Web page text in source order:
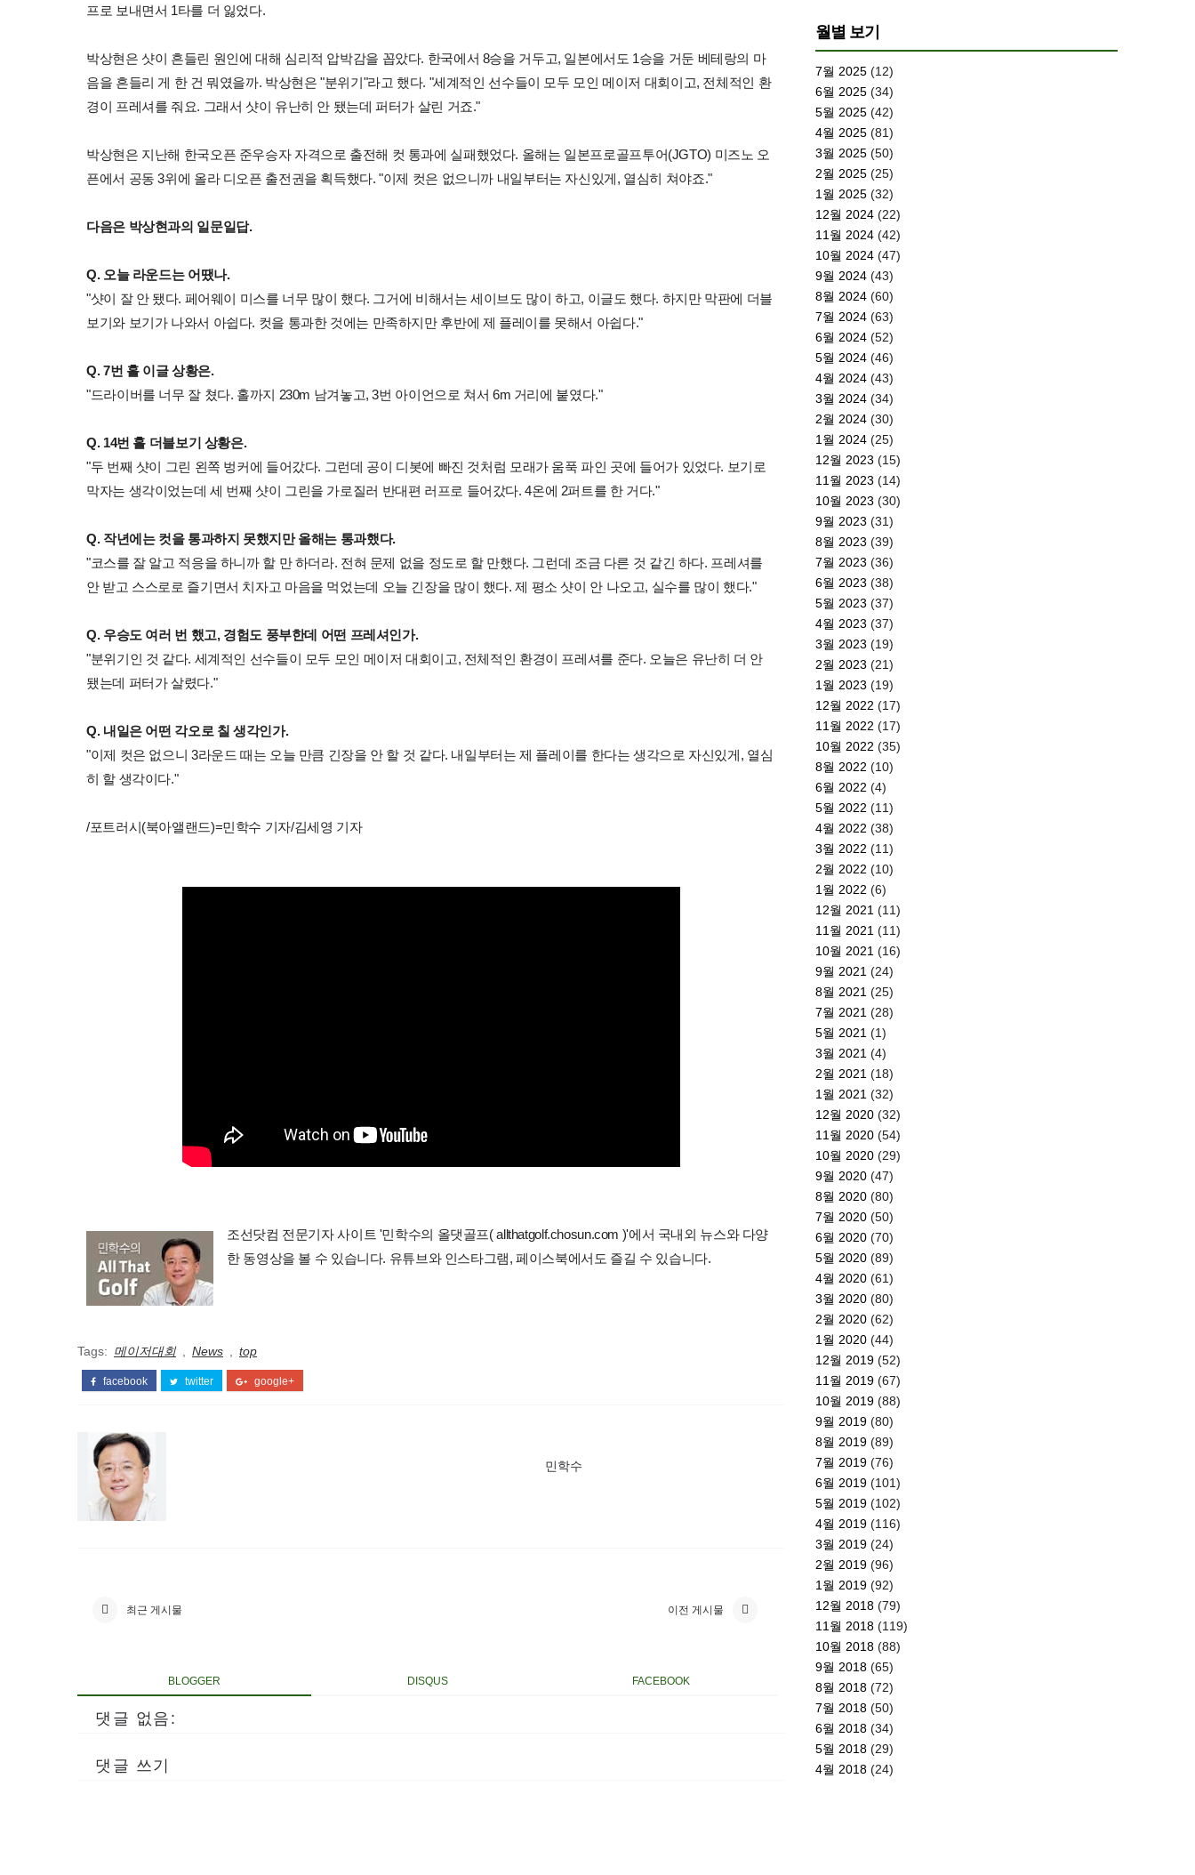
프로 보내면서 1타를 더 잃었다.
박상현은 샷이 흔들린 원인에 대해 심리적 압박감을 꼽았다. 한국에서 8승을 거두고, 일본에서도 1승을 거둔 베테랑의 마
음을 흔들리 게 한 건 뭐였을까. 박상현은 "분위기"라고 했다. "세계적인 선수들이 모두 모인 메이저 대회이고, 전체적인 환
경이 프레셔를 줘요. 그래서 샷이 유난히 안 됐는데 퍼터가 살린 거죠."
박상현은 지난해 한국오픈 준우승자 자격으로 출전해 컷 통과에 실패했었다. 올해는 일본프로골프투어(JGTO) 미즈노 오
픈에서 공동 3위에 올라 디오픈 출전권을 획득했다. "이제 컷은 없으니까 내일부터는 자신있게, 열심히 쳐야죠."
다음은 박상현과의 일문일답.
Q. 오늘 라운드는 어땠나.
"샷이 잘 안 됐다. 페어웨이 미스를 너무 많이 했다. 그거에 비해서는 세이브도 많이 하고, 이글도 했다. 하지만 막판에 더블
보기와 보기가 나와서 아쉽다. 컷을 통과한 것에는 만족하지만 후반에 제 플레이를 못해서 아쉽다."
Q. 7번 홀 이글 상황은.
"드라이버를 너무 잘 쳤다. 홀까지 230m 남겨놓고, 3번 아이언으로 쳐서 6m 거리에 붙였다."
Q. 14번 홀 더블보기 상황은.
"두 번째 샷이 그린 왼쪽 벙커에 들어갔다. 그런데 공이 디봇에 빠진 것처럼 모래가 움푹 파인 곳에 들어가 있었다. 보기로
막자는 생각이었는데 세 번째 샷이 그린을 가로질러 반대편 러프로 들어갔다. 4온에 2퍼트를 한 거다."
Q. 작년에는 컷을 통과하지 못했지만 올해는 통과했다.
"코스를 잘 알고 적응을 하니까 할 만 하더라. 전혀 문제 없을 정도로 할 만했다. 그런데 조금 다른 것 같긴 하다. 프레셔를
안 받고 스스로로 즐기면서 치자고 마음을 먹었는데 오늘 긴장을 많이 했다. 제 평소 샷이 안 나오고, 실수를 많이 했다."
Q. 우승도 여러 번 했고, 경험도 풍부한데 어떤 프레셔인가.
"분위기인 것 같다. 세계적인 선수들이 모두 모인 메이저 대회이고, 전체적인 환경이 프레셔를 준다. 오늘은 유난히 더 안
됐는데 퍼터가 살렸다."
Q. 내일은 어떤 각오로 칠 생각인가.
"이제 컷은 없으니 3라운드 때는 오늘 만큼 긴장을 안 할 것 같다. 내일부터는 제 플레이를 한다는 생각으로 자신있게, 열심
히 할 생각이다."
/포트러시(북아앨랜드)=민학수 기자/김세영 기자
조선닷컴 전문기자 사이트 '민학수의 올댓골프( allthatgolf.chosun.com )'에서 국내외 뉴스와 다양
한 동영상을 볼 수 있습니다. 유튜브와 인스타그램, 페이스북에서도 즐길 수 있습니다.
Tags: 메이저대회 News top
facebook twitter google+
민학수
최근 게시물 이전 게시물
BLOGGER DISQUS FACEBOOK
댓글 없음:
댓글 쓰기
월별 보기
7월 2025 (12)
6월 2025 (34)
5월 2025 (42)
4월 2025 (81)
3월 2025 (50)
2월 2025 (25)
1월 2025 (32)
12월 2024 (22)
11월 2024 (42)
10월 2024 (47)
9월 2024 (43)
8월 2024 (60)
7월 2024 (63)
6월 2024 (52)
5월 2024 (46)
4월 2024 (43)
3월 2024 (34)
2월 2024 (30)
1월 2024 (25)
12월 2023 (15)
11월 2023 (14)
10월 2023 (30)
9월 2023 (31)
8월 2023 (39)
7월 2023 (36)
6월 2023 (38)
5월 2023 (37)
4월 2023 (37)
3월 2023 (19)
2월 2023 (21)
1월 2023 (19)
12월 2022 (17)
11월 2022 (17)
10월 2022 (35)
8월 2022 (10)
6월 2022 (4)
5월 2022 (11)
4월 2022 (38)
3월 2022 (11)
2월 2022 (10)
1월 2022 (6)
12월 2021 (11)
11월 2021 (11)
10월 2021 (16)
9월 2021 (24)
8월 2021 (25)
7월 2021 (28)
5월 2021 (1)
3월 2021 (4)
2월 2021 (18)
1월 2021 (32)
12월 2020 (32)
11월 2020 (54)
10월 2020 (29)
9월 2020 (47)
8월 2020 (80)
7월 2020 (50)
6월 2020 (70)
5월 2020 (89)
4월 2020 (61)
3월 2020 (80)
2월 2020 (62)
1월 2020 (44)
12월 2019 (52)
11월 2019 (67)
10월 2019 (88)
9월 2019 (80)
8월 2019 (89)
7월 2019 (76)
6월 2019 (101)
5월 2019 (102)
4월 2019 (116)
3월 2019 (24)
2월 2019 (96)
1월 2019 (92)
12월 2018 (79)
11월 2018 (119)
10월 2018 (88)
9월 2018 (65)
8월 2018 (72)
7월 2018 (50)
6월 2018 (34)
5월 2018 (29)
4월 2018 (24)